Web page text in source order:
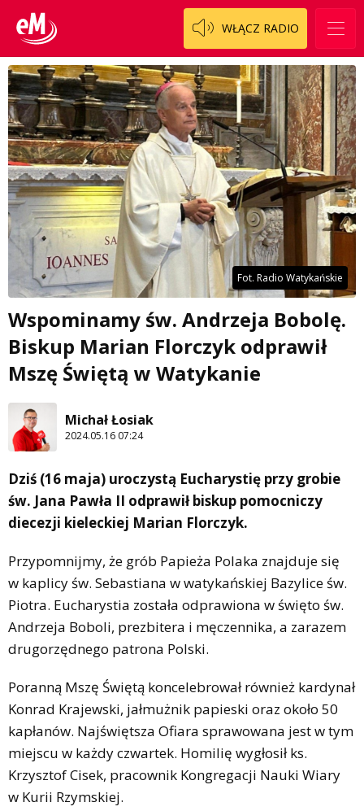
WŁĄCZ RADIO
Fot. Radio Watykańskie
Wspominamy św. Andrzeja Bobolę.
Biskup Marian Florczyk odprawił
Mszę Świętą w Watykanie
Michał Łosiak
2024.05.16 07:24
Dziś (16 maja) uroczystą Eucharystię przy grobie
św. Jana Pawła II odprawił biskup pomocniczy
diecezji kieleckiej Marian Florczyk.
Przypomnijmy, że grób Papieża Polaka znajduje się
w kaplicy św. Sebastiana w watykańskiej Bazylice św.
Piotra. Eucharystia została odprawiona w święto św.
Andrzeja Boboli, prezbitera i męczennika, a zarazem
drugorzędnego patrona Polski.
Poranną Mszę Świętą koncelebrował również kardynał
Konrad Krajewski, jałmużnik papieski oraz około 50
kapłanów. Najświętsza Ofiara sprawowana jest w tym
miejscu w każdy czwartek. Homilię wygłosił ks.
Krzysztof Cisek, pracownik Kongregacji Nauki Wiary
w Kurii Rzymskiej.